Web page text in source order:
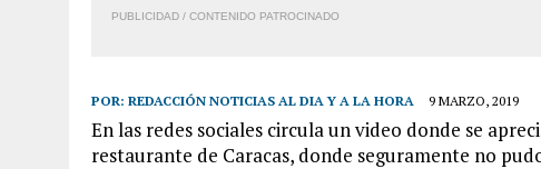
PUBLICIDAD / CONTENIDO PATROCINADO
POR: REDACCIÓN NOTICIAS AL DIA Y A LA HORA 9 MARZO, 2019
En las redes sociales circula un video donde se
restaurante de Caracas, donde seguramente no